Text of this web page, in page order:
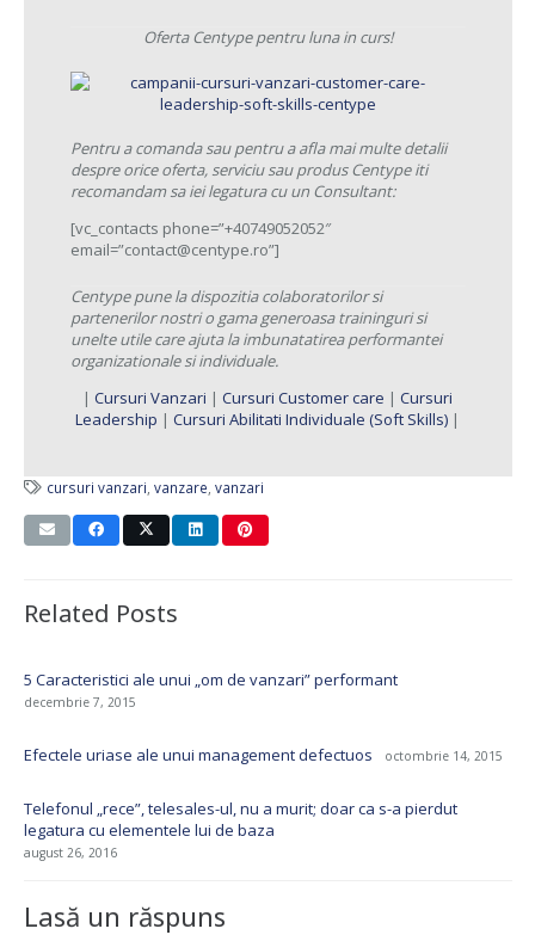
Oferta Centype pentru luna in curs!
Pentru a comanda sau pentru a afla mai multe detalii
despre orice oferta, serviciu sau produs Centype iti
recomandam sa iei legatura cu un Consultant:
[vc_contacts phone=”+40749052052″
email=”contact@centype.ro”]
Centype pune la dispozitia colaboratorilor si
partenerilor nostri o gama generoasa traininguri si
unelte utile care ajuta la imbunatatirea performantei
organizationale si individuale.
| Cursuri Vanzari | Cursuri Customer care | Cursuri
Leadership | Cursuri Abilitati Individuale (Soft Skills) |
cursuri vanzari ,vanzare ,vanzari
Related Posts
5 Caracteristici ale unui „om de vanzari” performant
decembrie 7, 2015
Efectele uriase ale unui management defectuos octombrie 14, 2015
Telefonul „rece”, telesales-ul, nu a murit; doar ca s-a pierdut
legatura cu elementele lui de baza
august 26, 2016
Lasă un răspuns